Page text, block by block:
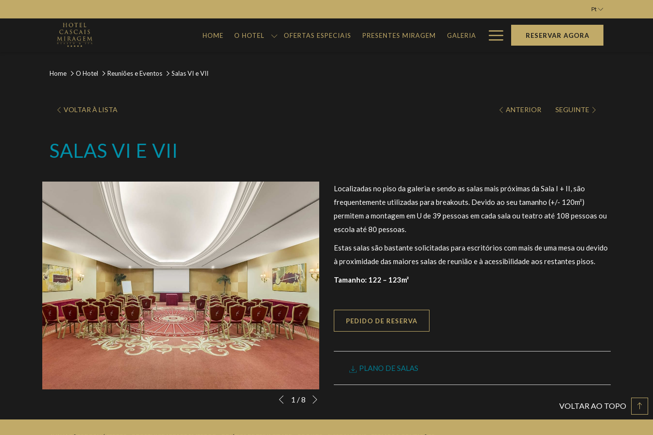
Pt
HOME O HOTEL OFERTAS ESPECIAIS PRESENTES MIRAGEM GALERIA Hamburger
Menu
RESERVAR AGORA
Home O Hotel Reuniões e Eventos Salas VI e VII
VOLTAR À LISTA ANTERIOR SEGUINTE
SALAS VI E VII
Botões
Ao
Anterior
1 /8
Localizadas no piso da galeria e sendo as salas mais próximas da Sala I + II, são
frequentemente utilizadas para breakouts. Devido ao seu tamanho (+/- 120m²)
permitem a montagem em U de 39 pessoas em cada sala ou teatro até 108 pessoas ou
escola até 80 pessoas.
Estas salas são bastante solicitadas para escritórios com mais de uma mesa ou devido
à proximidade das maiores salas de reunião e à acessibilidade aos restantes pisos.
Tamanho: 122 – 123m²
PEDIDO DE RESERVA
PLANO DE SALAS
VOLTAR AO TOPO